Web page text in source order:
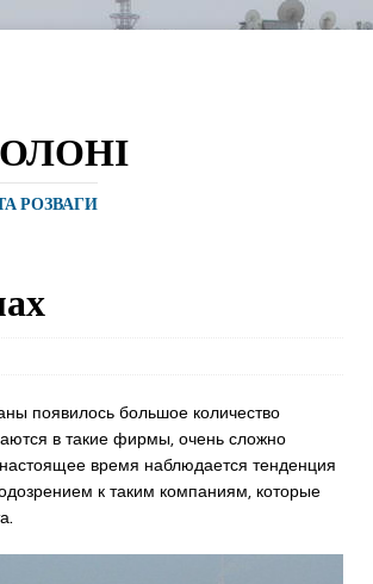
РОЗВАГИ
появилось большое количество
в такие фирмы, очень сложно
время наблюдается тенденция
к таким компаниям, которые